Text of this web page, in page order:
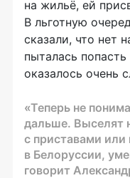
на жильё, ей
В льготную
сказали, что нет
пыталась
оказалось очень
«Теперь не
дальше. Выселят
с приставами
в Белоруссии,
говорит